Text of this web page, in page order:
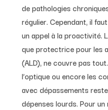
de pathologies
régulier. Cependant, il
un appel à la proactivité.
que protectrice pour les
(ALD), ne couvre pas
l’optique ou encore les
avec dépassements
dépenses lourds. Pour